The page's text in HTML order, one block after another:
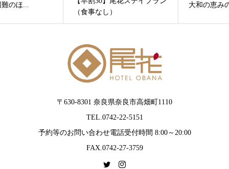
大和の恵みの朝ごはん
〒630-8301 奈良県奈良市高畑町1110
TEL.0742-22-5151
予約等のお問い合わせ電話受付時間 8:00～20:00
FAX.0742-27-3759